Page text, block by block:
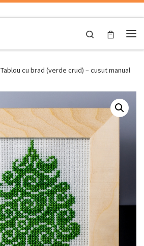
Search
Tablou cu brad (verde crud) – cusut manual